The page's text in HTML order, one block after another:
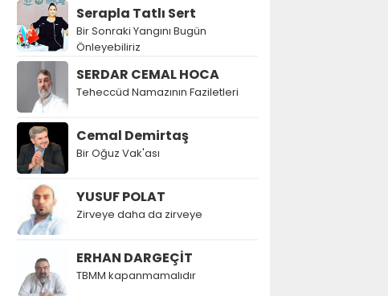
Serapla Tatlı Sert
Bir Sonraki Yangını Bugün
Önleyebiliriz
SERDAR CEMAL HOCA
Teheccüd Namazının Faziletleri
Cemal Demirtaş
Bir Oğuz Vak'ası
YUSUF POLAT
Zirveye daha da zirveye
ERHAN DARGEÇİT
TBMM kapanmamalıdır